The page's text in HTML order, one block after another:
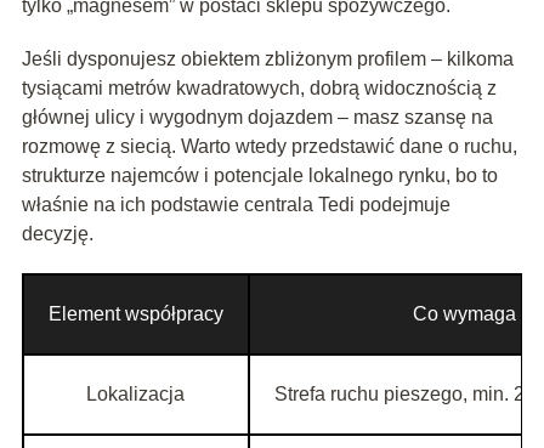
tylko „magnesem” w postaci sklepu spożywczego.
Jeśli dysponujesz obiektem zbliżonym profilem – kilkoma
tysiącami metrów kwadratowych, dobrą widocznością z
głównej ulicy i wygodnym dojazdem – masz szansę na
rozmowę z siecią. Warto wtedy przedstawić dane o ruchu,
strukturze najemców i potencjale lokalnego rynku, bo to
właśnie na ich podstawie centrala Tedi podejmuje
decyzję.
Element współpracy Co wymaga
Lokalizacja Strefa ruchu pieszego, min. 20